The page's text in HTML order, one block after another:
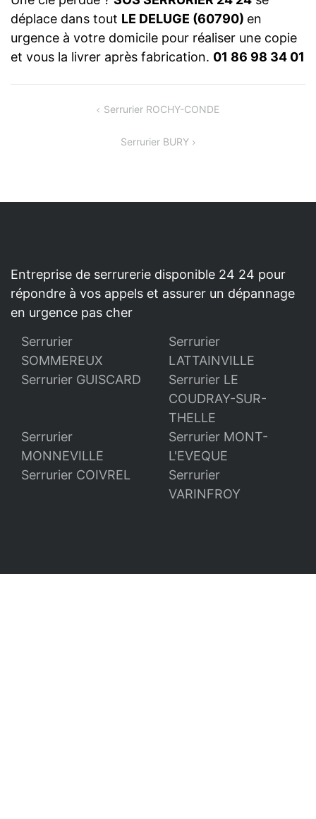
déplace dans tout LE DELUGE (60790) en
urgence à votre domicile pour réaliser une copie
et vous la livrer après fabrication. 01 86 98 34 01
Serrurier ROCHY-CONDE
Serrurier BURY
Entreprise de serrurerie disponible 24 24 pour
répondre à vos appels et assurer un dépannage
en urgence pas cher
Serrurier
SOMMEREUX
Serrurier
LATTAINVILLE
Serrurier GUISCARD
Serrurier LE
COUDRAY-SUR-
THELLE
Serrurier
MONNEVILLE
Serrurier MONT-
L'EVEQUE
Serrurier COIVREL
Serrurier
VARINFROY